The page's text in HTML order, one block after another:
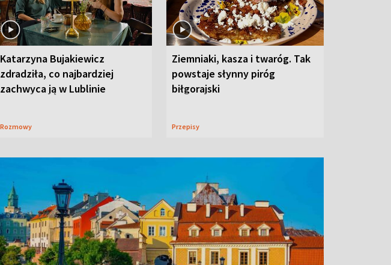
Katarzyna Bujakiewicz
zdradziła, co najbardziej
zachwyca ją w Lublinie
Rozmowy
Ziemniaki, kasza i twaróg. Tak
powstaje słynny piróg
biłgorajski
Przepisy